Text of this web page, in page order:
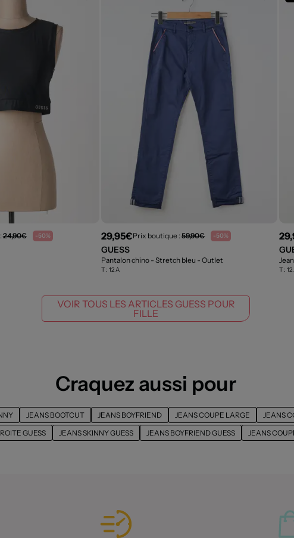
24,90€ -50% 29,95€Prix boutique :59,90€ -50%
GUESS
Pantalon chino - Stretch bleu - Outlet
T :12 A T :12
VOIR TOUS LES ARTICLES GUESS POUR
FILLE
Craquez aussi pour
JEANS BOOTCUT JEANS BOYFRIEND JEANS COUPE LARGE JEANS
GUESS
JEANS SKINNY GUESS JEANS BOYFRIEND GUESS JEANS